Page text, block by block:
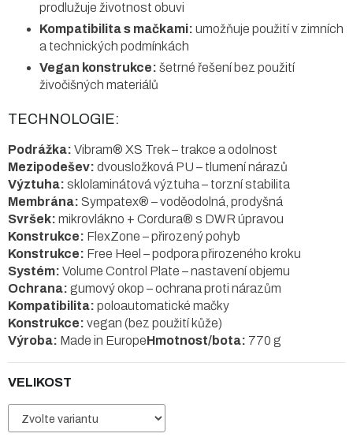
VELIKOST
prodlužuje životnost obuvi
Kompatibilita s mačkami: umožňuje použití v zimních
a technických podmínkách
Vegan konstrukce: šetrné řešení bez použití
živočišných materiálů
TECHNOLOGIE:
Podrážka: Vibram® XS Trek – trakce a odolnost
Mezipodešev: dvousložková PU – tlumení nárazů
Výztuha: sklolaminátová výztuha – torzní stabilita
Membrána: Sympatex® – voděodolná, prodyšná
Svršek: mikrovlákno + Cordura® s DWR úpravou
Konstrukce: FlexZone – přirozený pohyb
Konstrukce: Free Heel – podpora přirozeného kroku
Systém: Volume Control Plate – nastavení objemu
Ochrana: gumový okop – ochrana proti nárazům
Kompatibilita: poloautomatické mačky
Konstrukce: vegan (bez použití kůže)
Výroba: Made in EuropeHmotnost/bota: 770 g